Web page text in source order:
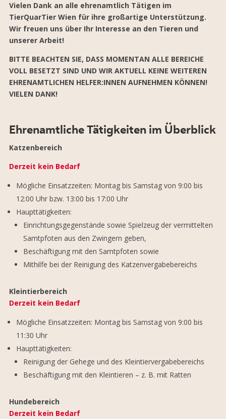
Vielen Dank an alle ehrenamtlich Tätigen im
TierQuarTier Wien für ihre großartige Unterstützung.
Wir freuen uns über Ihr Interesse an den Tieren und
unserer Arbeit!
BITTE BEACHTEN SIE, DASS MOMENTAN ALLE BEREICHE
VOLL BESETZT SIND UND WIR AKTUELL KEINE WEITEREN
EHRENAMTLICHEN HELFER:INNEN AUFNEHMEN KÖNNEN!
VIELEN DANK!
Ehrenamtliche Tätigkeiten im Überblick
Katzenbereich
Derzeit kein Bedarf
Mögliche Einsatzzeiten: Montag bis Samstag von 9:00 bis
12:00 Uhr bzw. 13:00 bis 17:00 Uhr
Haupttätigkeiten:
Einrichtungsgegenstände sowie Spielzeug der vermittelten
Samtpfoten aus den Zwingern geben,
Beschäftigung mit den Samtpfoten sowie
Mithilfe bei der Reinigung des Katzenvergabebereichs
Kleintierbereich
Derzeit kein Bedarf
Mögliche Einsatzzeiten: Montag bis Samstag von 9:00 bis
11:30 Uhr
Haupttätigkeiten:
Reinigung der Gehege und des Kleintiervergabebereichs
Beschäftigung mit den Kleintieren – z. B. mit Ratten
Hundebereich
Derzeit kein Bedarf